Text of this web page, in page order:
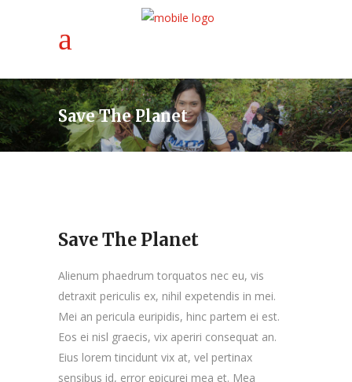
Save The Planet
Save The Planet
Alienum phaedrum torquatos nec eu, vis
detraxit periculis ex, nihil expetendis in mei.
Mei an pericula euripidis, hinc partem ei est.
Eos ei nisl graecis, vix aperiri consequat an.
Eius lorem tincidunt vix at, vel pertinax
sensibus id, error epicurei mea et. Mea